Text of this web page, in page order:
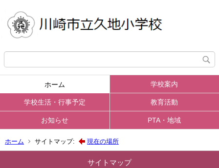
ホーム 学校案内
学校生活・行事予定 教育活動
お知らせ PTA・地域
ホーム サイトマップ: 現在の場所
サイトマップ